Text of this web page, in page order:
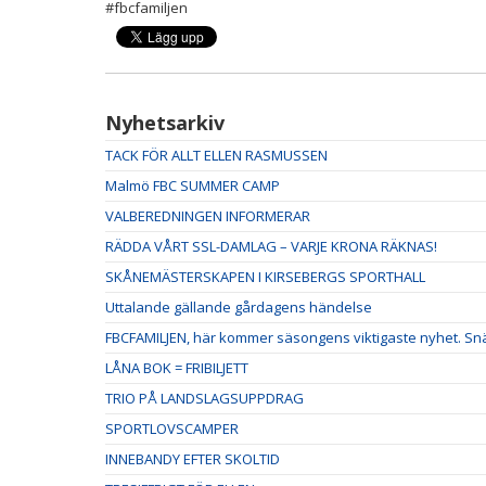
#fbcfamiljen
Nyhetsarkiv
TACK FÖR ALLT ELLEN RASMUSSEN
Malmö FBC SUMMER CAMP
VALBEREDNINGEN INFORMERAR
RÄDDA VÅRT SSL-DAMLAG – VARJE KRONA RÄKNAS!
SKÅNEMÄSTERSKAPEN I KIRSEBERGS SPORTHALL
Uttalande gällande gårdagens händelse
FBCFAMILJEN, här kommer säsongens viktigaste nyhet.
LÅNA BOK = FRIBILJETT
TRIO PÅ LANDSLAGSUPPDRAG
SPORTLOVSCAMPER
INNEBANDY EFTER SKOLTID